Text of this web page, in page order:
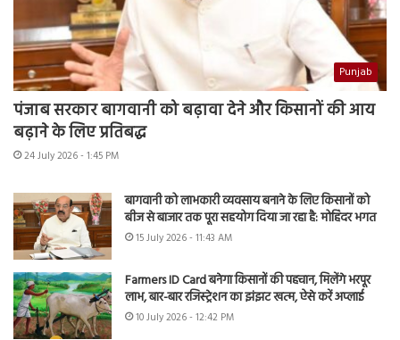
Punjab
पंजाब सरकार बागवानी को बढ़ावा देने और किसानों की आय
बढ़ाने के लिए प्रतिबद्ध
24 July 2026 - 1:45 PM
बागवानी को लाभकारी व्यवसाय बनाने के लिए किसानों को
बीज से बाजार तक पूरा सहयोग दिया जा रहा है: मोहिंदर भगत
15 July 2026 - 11:43 AM
Farmers ID Card बनेगा किसानों की पहचान, मिलेंगे भरपूर
लाभ, बार-बार रजिस्ट्रेशन का झंझट खत्म, ऐसे करें अप्लाई
10 July 2026 - 12:42 PM